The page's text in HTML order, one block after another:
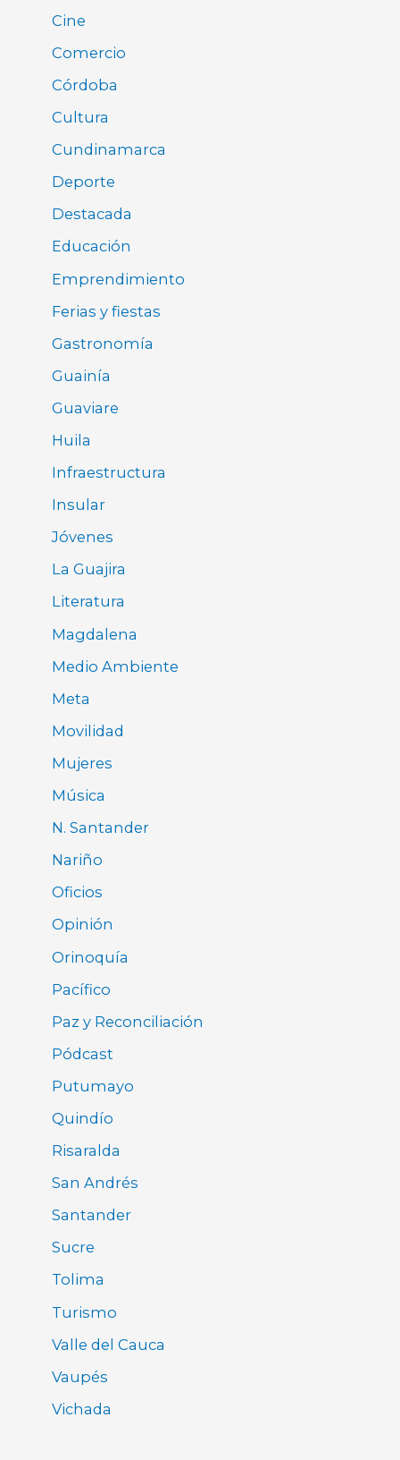
Cine
Comercio
Córdoba
Cultura
Cundinamarca
Deporte
Destacada
Educación
Emprendimiento
Ferias y fiestas
Gastronomía
Guainía
Guaviare
Huila
Infraestructura
Insular
Jóvenes
La Guajira
Literatura
Magdalena
Medio Ambiente
Meta
Movilidad
Mujeres
Música
N. Santander
Nariño
Oficios
Opinión
Orinoquía
Pacífico
Paz y Reconciliación
Pódcast
Putumayo
Quindío
Risaralda
San Andrés
Santander
Sucre
Tolima
Turismo
Valle del Cauca
Vaupés
Vichada